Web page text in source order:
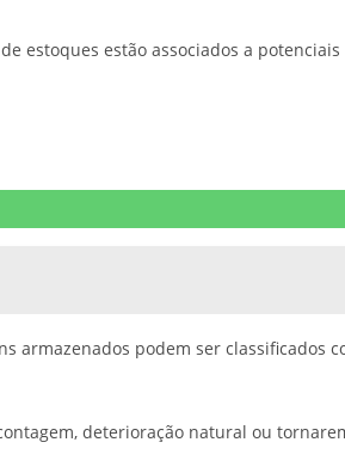
estoques estão associados a
armazenados podem ser classificados
deterioração natural ou